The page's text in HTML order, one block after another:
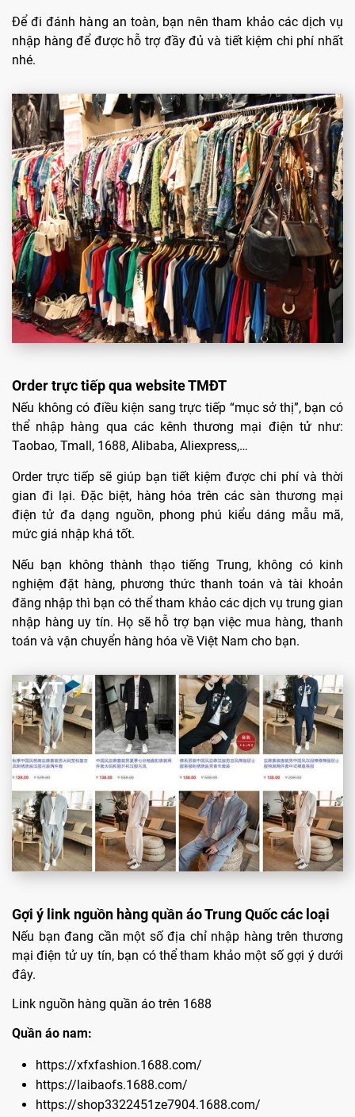
Để đi đánh hàng an toàn, bạn nên tham khảo các dịch vụ
nhập hàng để được hỗ trợ đầy đủ và tiết kiệm chi phí nhất
nhé.
Order trực tiếp qua website TMĐT
Nếu không có điều kiện sang trực tiếp “mục sở thị”, bạn có
thể nhập hàng qua các kênh thương mại điện tử như:
Taobao, Tmall, 1688, Alibaba, Aliexpress,…
Order trực tiếp sẽ giúp bạn tiết kiệm được chi phí và thời
gian đi lại. Đặc biệt, hàng hóa trên các sàn thương mại
điện tử đa dạng nguồn, phong phú kiểu dáng mẫu mã,
mức giá nhập khá tốt.
Nếu bạn không thành thạo tiếng Trung, không có kinh
nghiệm đặt hàng, phương thức thanh toán và tài khoản
đăng nhập thì bạn có thể tham khảo các dịch vụ trung gian
nhập hàng uy tín. Họ sẽ hỗ trợ bạn việc mua hàng, thanh
toán và vận chuyển hàng hóa về Việt Nam cho bạn.
Gợi ý link nguồn hàng quần áo Trung Quốc các loại
Nếu bạn đang cần một số địa chỉ nhập hàng trên thương
mại điện tử uy tín, bạn có thể tham khảo một số gợi ý dưới
đây.
Link nguồn hàng quần áo trên 1688
Quần áo nam:
https://xfxfashion.1688.com/
https://laibaofs.1688.com/
https://shop3322451ze7904.1688.com/